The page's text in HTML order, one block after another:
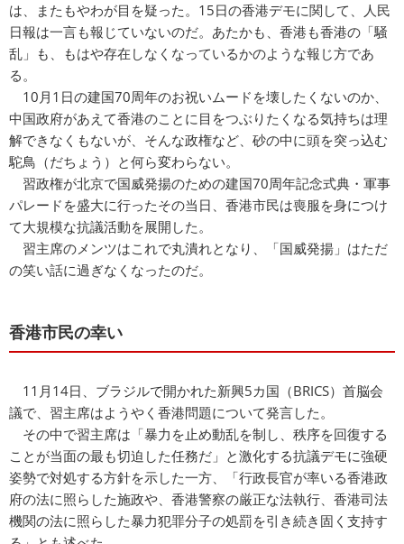
は、またもやわが目を疑った。15日の香港デモに関して、人民
日報は一言も報じていないのだ。あたかも、香港も香港の「騒
乱」も、もはや存在しなくなっているかのような報じ方であ
る。
10月1日の建国70周年のお祝いムードを壊したくないのか、
中国政府があえて香港のことに目をつぶりたくなる気持ちは理
解できなくもないが、そんな政権など、砂の中に頭を突っ込む
駝鳥（だちょう）と何ら変わらない。
習政権が北京で国威発揚のための建国70周年記念式典・軍事
パレードを盛大に行ったその当日、香港市民は喪服を身につけ
て大規模な抗議活動を展開した。
習主席のメンツはこれで丸潰れとなり、「国威発揚」はただ
の笑い話に過ぎなくなったのだ。
香港市民の幸い
11月14日、ブラジルで開かれた新興5カ国（BRICS）首脳会
議で、習主席はようやく香港問題について発言した。
その中で習主席は「暴力を止め動乱を制し、秩序を回復する
ことが当面の最も切迫した任務だ」と激化する抗議デモに強硬
姿勢で対処する方針を示した一方、「行政長官が率いる香港政
府の法に照らした施政や、香港警察の厳正な法執行、香港司法
機関の法に照らした暴力犯罪分子の処罰を引き続き固く支持す